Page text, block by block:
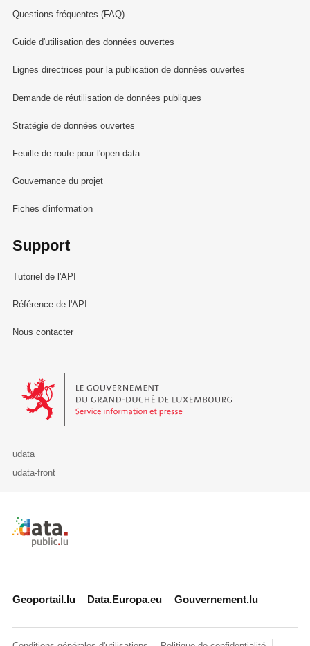
Questions fréquentes (FAQ)
Guide d'utilisation des données ouvertes
Lignes directrices pour la publication de données ouvertes
Demande de réutilisation de données publiques
Stratégie de données ouvertes
Feuille de route pour l'open data
Gouvernance du projet
Fiches d'information
Support
Tutoriel de l'API
Référence de l'API
Nous contacter
Le Gouvernement du Grand-Duché de Luxembourg - Service
udata
udata-front
Retour à l'accueil de data.public.lu
Geoportail.lu Data.Europa.eu Gouvernement.lu